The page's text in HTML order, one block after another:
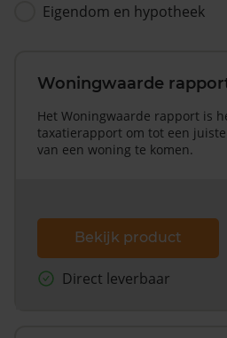
Eigendom en hypotheek
Woningwaarde
Het Woningwaarde rapport is
taxatierapport om tot een
van een woning te komen.
Bekijk product
Direct leverbaar